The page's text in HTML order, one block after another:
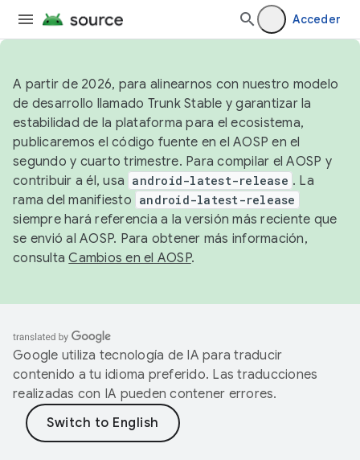
Acceder
A partir de 2026, para alinearnos con nuestro modelo
de desarrollo llamado Trunk Stable y garantizar la
estabilidad de la plataforma para el ecosistema,
publicaremos el código fuente en el AOSP en el
segundo y cuarto trimestre. Para compilar el AOSP y
contribuir a él, usa android-latest-release . La
rama del manifiesto android-latest-release
siempre hará referencia a la versión más reciente que
se envió al AOSP. Para obtener más información,
consultaCambios en el AOSP.
Google utiliza tecnología de IA para traducir
contenido a tu idioma preferido. Las traducciones
realizadas con IA pueden contener errores.